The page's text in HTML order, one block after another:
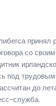
принял
со
под
до
служба.